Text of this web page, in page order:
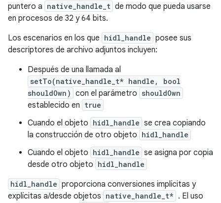
puntero a native_handle_t de modo que pueda usarse
en procesos de 32 y 64 bits.
Los escenarios en los que hidl_handle posee sus
descriptores de archivo adjuntos incluyen:
Después de una llamada al
setTo(native_handle_t* handle, bool
shouldOwn) con el parámetro shouldOwn
establecido en true
Cuando el objeto hidl_handle se crea copiando
la construcción de otro objeto hidl_handle
Cuando el objeto hidl_handle se asigna por copia
desde otro objeto hidl_handle
hidl_handle proporciona conversiones implícitas y
explícitas a/desde objetos native_handle_t* . El uso